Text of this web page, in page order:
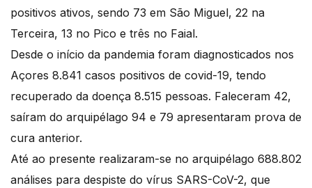
positivos ativos, sendo 73 em São Miguel, 22 na
Terceira, 13 no Pico e três no Faial.
Desde o início da pandemia foram diagnosticados nos
Açores 8.841 casos positivos de covid-19, tendo
recuperado da doença 8.515 pessoas. Faleceram 42,
saíram do arquipélago 94 e 79 apresentaram prova de
cura anterior.
Até ao presente realizaram-se no arquipélago 688.802
análises para despiste do vírus SARS-CoV-2, que